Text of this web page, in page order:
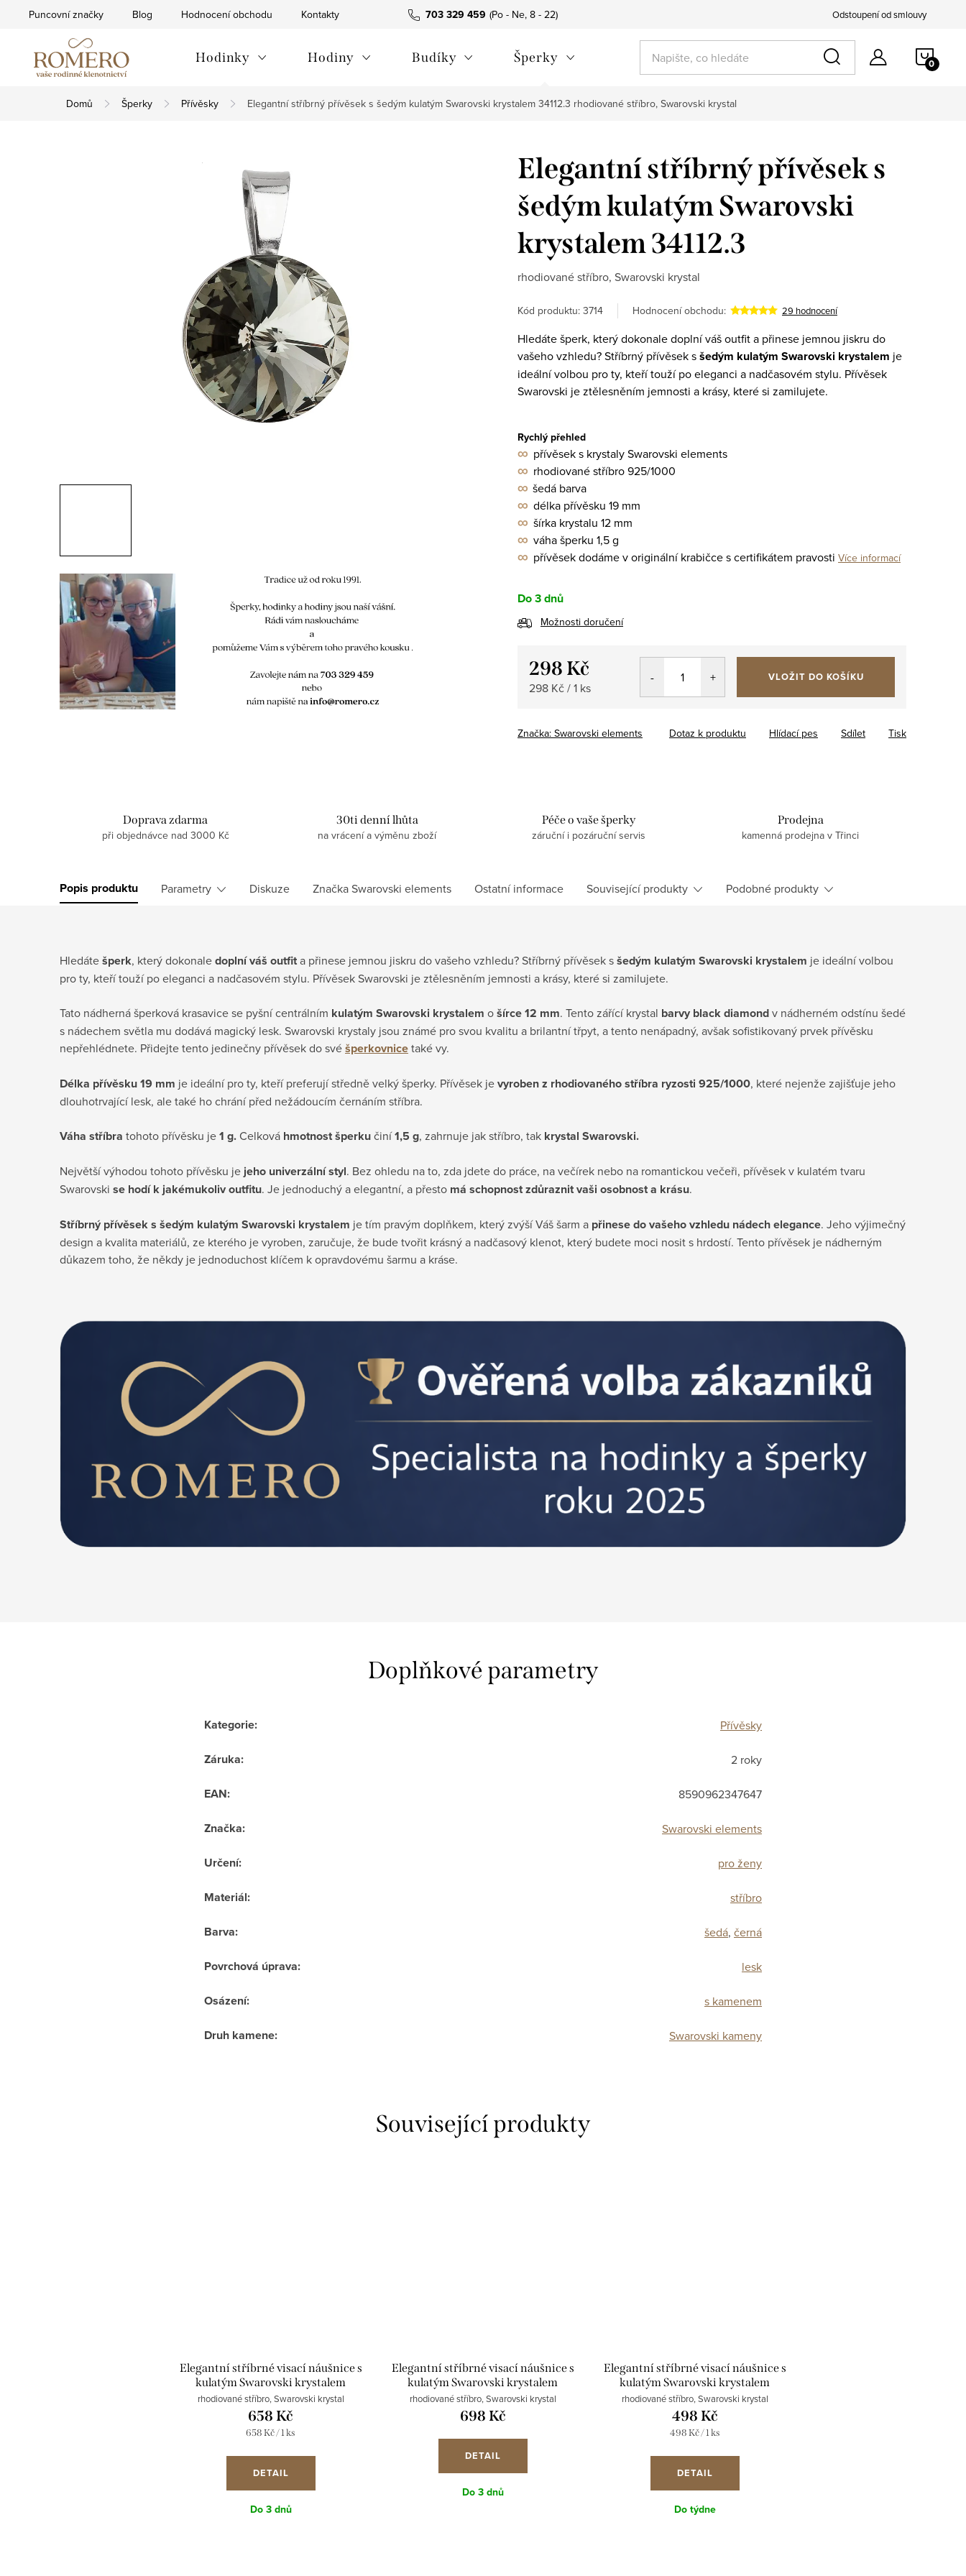
703 329 459
Puncovní značky Blog Hodnocení obchodu Kontakty Odstoupení od smlouvy
Hodinky Hodiny Budíky Šperky
Domů Šperky Přívěsky Elegantní stříbrný přívěsek s šedým kulatým Swarovski krystalem 34112.3 rhodiované stříbro, Swarovski krystal
Elegantní stříbrný přívěsek s
šedým kulatým Swarovski
krystalem 34112.3
rhodiované stříbro, Swarovski krystal
Kód produktu: 3714 Hodnocení obchodu: 29 hodnocení
Hledáte šperk, který dokonale doplní váš outfit a přinese jemnou jiskru do
vašeho vzhledu? Stříbrný přívěsek sšedým kulatým Swarovski krystalem je
ideální volbou pro ty, kteří touží po eleganci a nadčasovém stylu. Přívěsek
Swarovski je ztělesněním jemnosti a krásy, které si zamilujete.
Rychlý přehled
∞ přívěsek s krystaly Swarovski elements
∞ rhodiované stříbro 925/1000
∞ šedá barva
∞ délka přívěsku 19 mm
∞ šírka krystalu 12 mm
∞ váha šperku 1,5 g
∞ přívěsek dodáme v originální krabičce s certifikátem pravosti Více informací
Do 3 dnů
Možnosti doručení
298 Kč
Měrná
298 Kč / 1 ks
VLOŽIT DO KOŠÍKU
Značka: Swarovski elements Tisk
Dotaz k produktu Hlídací pes Sdílet
Doprava zdarma
při objednávce nad 3000 Kč
30ti denní lhůta
na vrácení a výměnu zboží
Péče o vaše šperky
záruční i pozáruční servis
Prodejna
kamenná prodejna v Třinci
Popis produktu Parametry Diskuze ZnačkaSwarovski elements Ostatní informace Související produkty Podobné produkty
Hledátešperk, který dokonaledoplní váš outfita přinese jemnou jiskru do vašeho vzhledu? Stříbrný přívěsek sšedým kulatým Swarovski krystalem je ideální volbou
pro ty, kteří touží po eleganci a nadčasovém stylu. Přívěsek Swarovski je ztělesněním jemnosti a krásy, které si zamilujete.
Tato nádherná šperková krasavice se pyšní centrálním kulatým Swarovski krystalem ošírce12 mm. Tento zářící krystal barvy black diamondv nádherném odstínu šedé
s nádechem světla mu dodává magický lesk. Swarovski krystaly jsou známé pro svou kvalitu a brilantní třpyt, a tento nenápadný, avšak sofistikovaný prvek přívěsku
nepřehlédnete. Přidejte tento jedinečny přívěsek do svéšperkovnicetaké vy.
Délka přívěsku19 mm je ideální pro ty, kteří preferují středně velký šperky. Přívěsek jevyroben z rhodiovaného stříbra ryzosti 925/1000, které nejenže zajišťuje jeho
dlouhotrvající lesk, ale také ho chrání před nežádoucím černáním stříbra.
Váha stříbra tohoto přívěsku je1 g.Celková hmotnost šperkučiní1,5 g, zahrnuje jak stříbro, tak krystal Swarovski.
Největší výhodou tohoto přívěsku jejeho univerzální styl. Bez ohledu na to, zda jdete do práce, na večírek nebo na romantickou večeři, přívěsek v kulatém tvaru
Swarovski se hodí k jakémukoliv outfitu. Je jednoduchý a elegantní, a přesto má schopnost zdůraznit vaši osobnost a krásu.
Stříbrný přívěsek s šedým kulatým Swarovski krystalem je tím pravým doplňkem, který zvýší Váš šarm a přinese do vašeho vzhledu nádech elegance. Jeho výjimečný
design a kvalita materiálů, ze kterého je vyroben, zaručuje, že bude tvořit krásný a nadčasový klenot, který budete moci nosit s hrdostí. Tento přívěsek je nádherným
důkazem toho, že někdy je jednoduchost klíčem k opravdovému šarmu a kráse.
Doplňkové parametry
Kategorie: Přívěsky
Záruka: 2 roky
EAN: 8590962347647
Značka: Swarovski elements
Určení: pro ženy
Materiál: stříbro
Barva: šedá, černá
Povrchová úprava: lesk
Osázení: s kamenem
Druh kamene: Swarovski kameny
Související produkty
Elegantní stříbrné visací náušnice s
kulatým Swarovski krystalem
31106.3 black diamond
rhodiované stříbro, Swarovski krystal
658 Kč
Měrná
658 Kč / 1 ks
DETAIL
Do 3 dnů
Elegantní stříbrné visací náušnice s
kulatým Swarovski krystalem
31229.3 black diamond
rhodiované stříbro, Swarovski krystal
698 Kč
DETAIL
Do 3 dnů
Elegantní stříbrné visací náušnice s
kulatým Swarovski krystalem
31230.3 black diamond
rhodiované stříbro, Swarovski krystal
498 Kč
Měrná
498 Kč / 1 ks
DETAIL
Do týdne